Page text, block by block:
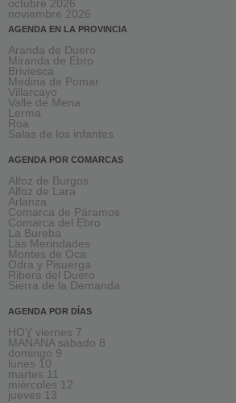
octubre 2026
noviembre 2026
AGENDA EN LA PROVINCIA
Aranda de Duero
Miranda de Ebro
Briviesca
Medina de Pomar
Villarcayo
Valle de Mena
Lerma
Roa
Salas de los infantes
AGENDA POR COMARCAS
Alfoz de Burgos
Alfoz de Lara
Arlanza
Comarca de Páramos
Comarca del Ebro
La Bureba
Las Merindades
Montes de Oca
Odra y Pisuerga
Ribera del Duero
Sierra de la Demanda
AGENDA POR DÍAS
HOY viernes 7
MAÑANA sábado 8
domingo 9
lunes 10
martes 11
miércoles 12
jueves 13